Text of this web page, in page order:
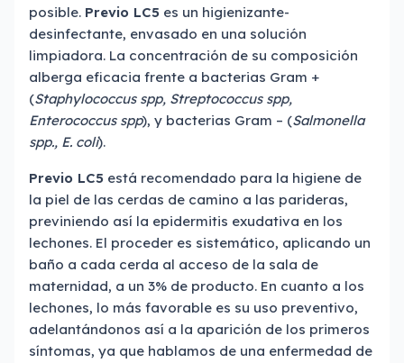
posible. Previo LC5 es un higienizante-
desinfectante, envasado en una solución
limpiadora. La concentración de su composición
alberga eficacia frente a bacterias Gram +
(Staphylococcus spp, Streptococcus spp,
Enterococcus spp), y bacterias Gram – (Salmonella
spp., E. coli).
Previo LC5 está recomendado para la higiene de
la piel de las cerdas de camino a las parideras,
previniendo así la epidermitis exudativa en los
lechones. El proceder es sistemático, aplicando un
baño a cada cerda al acceso de la sala de
maternidad, a un 3% de producto. En cuanto a los
lechones, lo más favorable es su uso preventivo,
adelantándonos así a la aparición de los primeros
síntomas, ya que hablamos de una enfermedad de